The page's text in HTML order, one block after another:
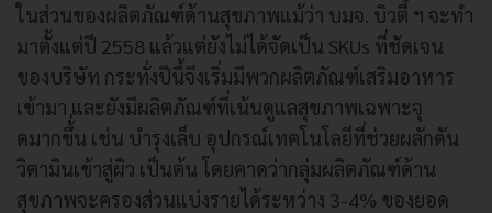
ในส่วนของผลิตภัณฑ์ด้านสุขภาพแม้ว่า บมจ. บิวตี้ ฯ จะทำ
มาตั้งแต่ปี 2558 แล้วแต่ยังไม่ได้จัดเป็น SKUs ที่ชัดเจน
ของบริษัท กระทั่งปีนี้จึงเริ่มมีพวกผลิตภัณฑ์เสริมอาหาร
เข้ามา และยังมีผลิตภัณฑ์ที่เน้นดูแลสุขภาพเฉพาะจุ
ดมากขึ้่น เช่น บำรุงเล็บ อุปกรณ์เทคโนโลยีที่ช่วยผลักดัน
วิตามินเข้าสู่ผิว เป็นต้น โดยคาดว่ากลุ่มผลิตภัณฑ์ด้าน
สุขภาพจะครองส่วนแบ่งรายได้ระหว่าง 3-4% ของยอด